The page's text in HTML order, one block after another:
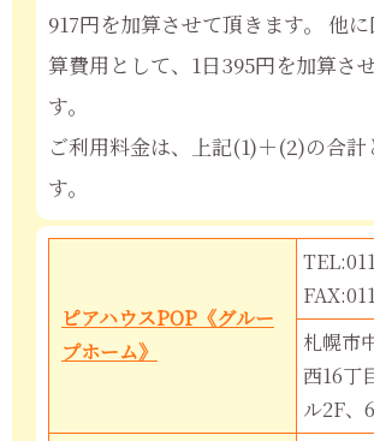
917円を加算させて頂きます。 他
算費用として、1日395円を加算さ
す。
ご利用料金は、上記(1)＋(2)の合計
す。
ピアハウスPOP《グルー
プホーム》
札幌市
西16丁
ル2F、